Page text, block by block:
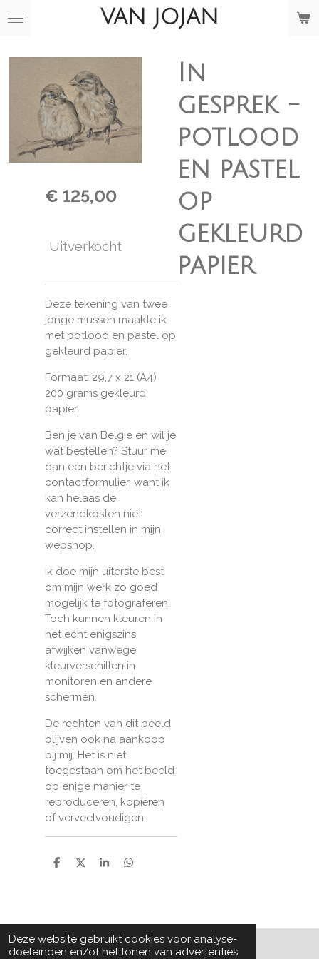
Deze website gebruikt cookies voor analyse-
doeleinden en/of het tonen van advertenties.
Ga
de
VAN JOJAN
In
gesprek -
potlood
en pastel
op
gekleurd
papier
€ 125,00
Uitverkocht
Deze tekening van twee
jonge mussen maakte ik
met potlood en pastel op
gekleurd papier.
Formaat: 29,7 x 21 (A4)
200 grams gekleurd
papier
Ben je van Belgie en wil je
wat bestellen? Stuur me
dan een berichtje via het
contactformulier, want ik
kan helaas de
verzendkosten niet
correct instellen in mijn
webshop.
Ik doe mijn uiterste best
om mijn werk zo goed
mogelijk te fotograferen.
Toch kunnen kleuren in
het echt enigszins
afwijken vanwege
kleurverschillen in
monitoren en andere
schermen.
De rechten van dit beeld
blijven ook na aankoop
bij mij. Het is niet
toegestaan om het beeld
op enige manier te
reproduceren, kopiëren
of verveelvoudigen.
D
D
S
D